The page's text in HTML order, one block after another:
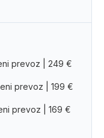
prevoz | 249 €
prevoz | 199 €
prevoz | 169 €